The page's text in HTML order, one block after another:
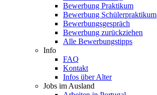
Bewerbung Praktikum
Bewerbung Schülerpraktikum
Bewerbungsgespräch
Bewerbung zurückziehen
Alle Bewerbungstipps
Info
FAQ
Kontakt
Infos über Alter
Jobs im Ausland